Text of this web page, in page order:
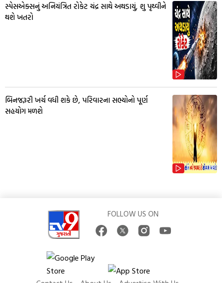
સ્પેસએક્સનું અનિયંત્રિત રોકેટ ચંદ્ર સાથે અથડાયું, શુ પૃથ્વીને
થશે ખતરો
બિનજરૂરી ખર્ચ વધી શકે છે, પરિવારના સભ્યોનો પૂર્ણ
સહયોગ મળશે
FOLLOW US ON